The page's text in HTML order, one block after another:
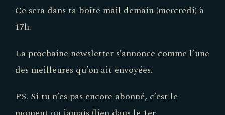
Ce sera dans ta boîte mail demain (mercredi) à
17h.
La prochaine newsletter s’annonce comme l’une
des meilleures qu’on ait envoyées.
PS. Si tu n’es pas encore abonné, c’est le
moment ou jamais (lien dans le 1er